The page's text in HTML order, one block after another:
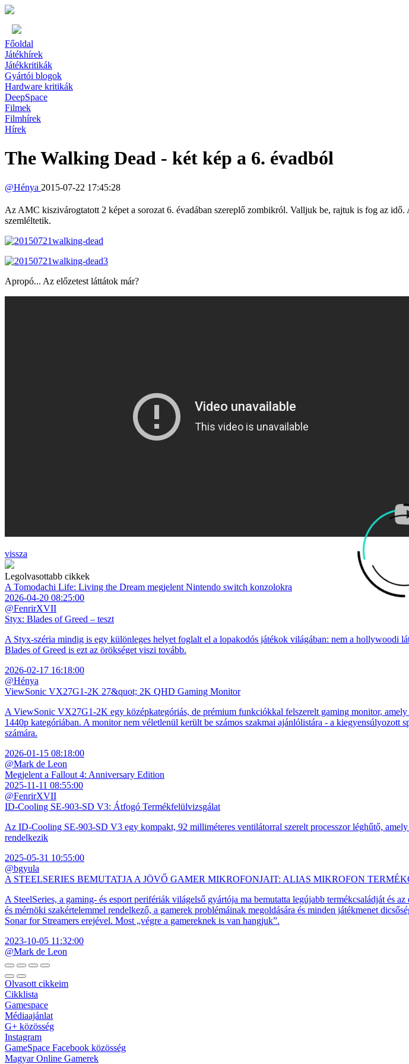
Főoldal
Játékhírek
Játékkritikák
Gyártói blogok
Hardware kritikák
DeepSpace
Filmek
Filmhírek
Hírek
The Walking Dead - két kép a 6. évadból
@Hénya 2015-07-22 17:45:28
Az AMC kiszivárogtatott 2 képet a sorozat 6. évadában szereplő zombikról. Valljuk be, rajtuk is fog az
szemléltetik.
Apropó... Az előzetest láttátok már?
vissza
Legolvasottabb cikkek
A Tomodachi Life: Living the Dream megjelent Nintendo switch konzolokra
2026-04-20 08:25:00
@FenrirXVII
Styx: Blades of Greed – teszt
A Styx-széria mindig is egy különleges helyet foglalt el a lopakodós játékok világában: nem a hollywoodi
Blades of Greed is ezt az örökséget viszi tovább.
2026-02-17 16:18:00
@Hénya
ViewSonic VX27G1-2K 27&quot; 2K QHD Gaming Monitor
A ViewSonic VX27G1-2K egy középkategóriás, de prémium funkciókkal felszerelt gaming monitor,
1440p kategóriában. A monitor nem véletlenül került be számos szakmai ajánlólistára - a
számára.
2026-01-15 08:18:00
@Mark de Leon
Megjelent a Fallout 4: Anniversary Edition
2025-11-11 08:55:00
@FenrirXVII
ID-Cooling SE-903-SD V3: Átfogó Termékfelülvizsgálat
Az ID-Cooling SE-903-SD V3 egy kompakt, 92 milliméteres ventilátorral szerelt processzor léghűtő,
rendelkezik
2025-05-31 10:55:00
@bgyula
A STEELSERIES BEMUTATJA A JÖVŐ GAMER MIKROFONJAIT: ALIAS MIKROFON
A SteelSeries, a gaming- és esport perifériák világelső gyártója ma bemutatta legújabb termékcsaládját és
és mérnöki szakértelemmel rendelkező, a gamerek problémáinak megoldására és minden játékmenet
Sonar for Streamers erejével. Most „végre a gamereknek is van hangjuk”.
2023-10-05 11:32:00
@Mark de Leon
Olvasott cikkeim
Cikklista
Gamespace
Médiaajánlat
G+ közösség
Instagram
GameSpace Facebook közösség
Magyar Online Gamerek